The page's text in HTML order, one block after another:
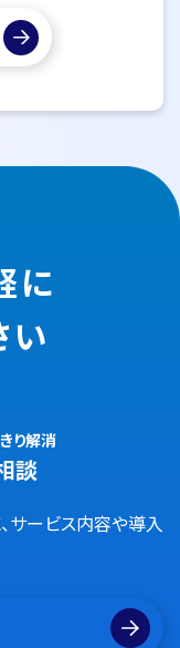
に
い
り解消
談
サービス内容や導入